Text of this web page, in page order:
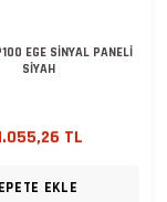
EGE SİNYAL PANELİ
SİYAH
TL
EKLE